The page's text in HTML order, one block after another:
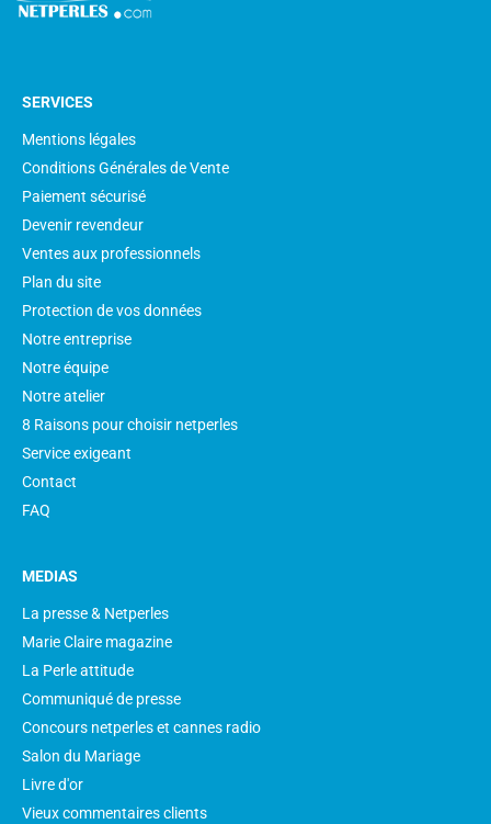
SERVICES
Mentions légales
Conditions Générales de Vente
Paiement sécurisé
Devenir revendeur
Ventes aux professionnels
Plan du site
Protection de vos données
Notre entreprise
Notre équipe
Notre atelier
8 Raisons pour choisir netperles
Service exigeant
Contact
FAQ
MEDIAS
La presse & Netperles
Marie Claire magazine
La Perle attitude
Communiqué de presse
Concours netperles et cannes radio
Salon du Mariage
Livre d'or
Vieux commentaires clients